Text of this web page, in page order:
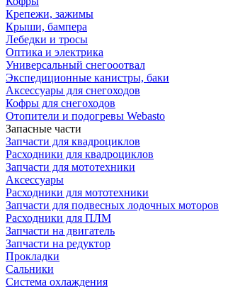
Крепежи, зажимы
Крыши, бампера
Лебедки и тросы
Оптика и электрика
Универсальный снегооотвал
Экспедиционные канистры, баки
Аксессуары для снегоходов
Кофры для снегоходов
Отопители и подогревы Webasto
Запасные части
Запчасти для квадроциклов
Расходники для квадроциклов
Запчасти для мототехники
Аксессуары
Расходники для мототехники
Запчасти для подвесных лодочных моторов
Расходники для ПЛМ
Запчасти на двигатель
Запчасти на редуктор
Прокладки
Сальники
Система охлаждения